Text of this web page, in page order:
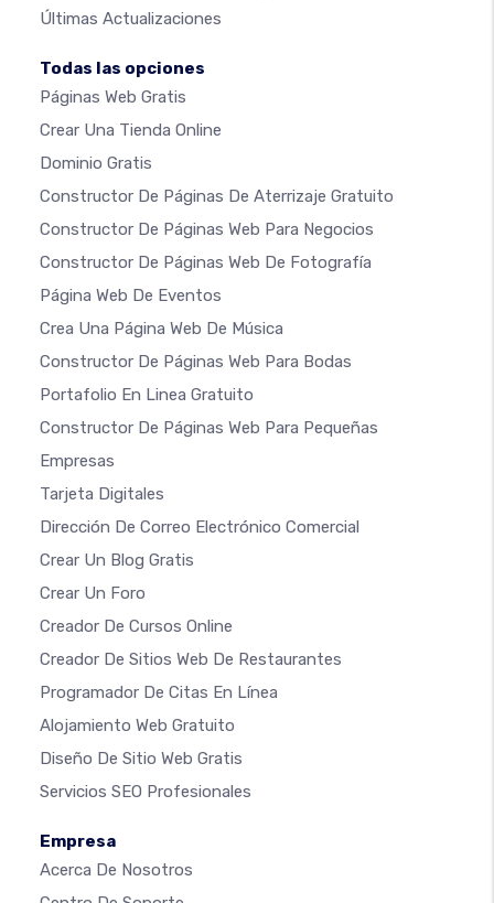
Últimas Actualizaciones
Todas las opciones
Páginas Web Gratis
Crear Una Tienda Online
Dominio Gratis
Constructor De Páginas De Aterrizaje Gratuito
Constructor De Páginas Web Para Negocios
Constructor De Páginas Web De Fotografía
Página Web De Eventos
Crea Una Página Web De Música
Constructor De Páginas Web Para Bodas
Portafolio En Linea Gratuito
Constructor De Páginas Web Para Pequeñas
Empresas
Tarjeta Digitales
Dirección De Correo Electrónico Comercial
Crear Un Blog Gratis
Crear Un Foro
Creador De Cursos Online
Creador De Sitios Web De Restaurantes
Programador De Citas En Línea
Alojamiento Web Gratuito
Diseño De Sitio Web Gratis
Servicios SEO Profesionales
Empresa
Acerca De Nosotros